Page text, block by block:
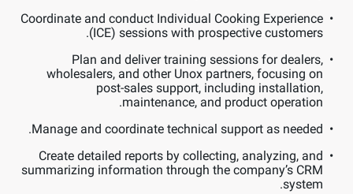
Coordinate and conduct Individual Cooking Experience
(ICE) sessions with prospective customers.
Plan and deliver training sessions for dealers,
wholesalers, and other Unox partners, focusing on
post-sales support, including installation,
maintenance, and product operation.
Manage and coordinate technical support as needed.
Create detailed reports by collecting, analyzing, and
summarizing information through the company’s CRM
system.